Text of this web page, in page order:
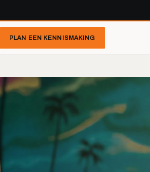
PLAN EEN KENNISMAKING